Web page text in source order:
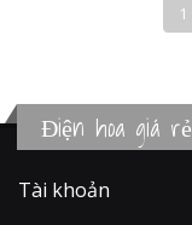
1
Điện hoa giá rẻ
Tài khoản